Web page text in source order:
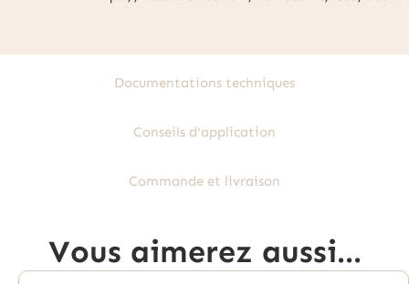
Documentations techniques
Conseils d'application
Commande et livraison
Vous aimerez aussi...